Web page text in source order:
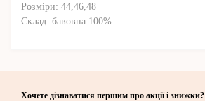
Розміри: 44,46,48
Склад: бавовна 100%
Хочете дізнаватися першим про акції і знижки?